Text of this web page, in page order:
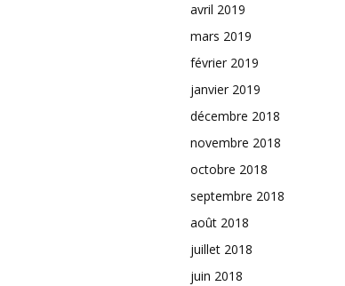
avril 2019
mars 2019
février 2019
janvier 2019
décembre 2018
novembre 2018
octobre 2018
septembre 2018
août 2018
juillet 2018
juin 2018